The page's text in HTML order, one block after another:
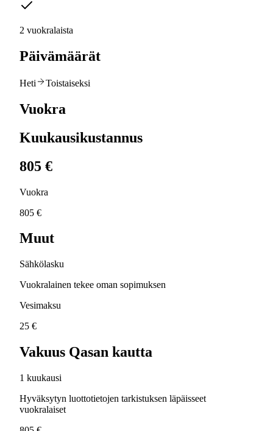
2 vuokralaista
Päivämäärät
Heti Toistaiseksi
Vuokra
Kuukausikustannus
805 €
Vuokra
805 €
Muut
Sähkölasku
Vuokralainen tekee oman sopimuksen
Vesimaksu
25 €
Vakuus Qasan kautta
1 kuukausi
Hyväksytyn luottotietojen tarkistuksen läpäisseet
vuokralaiset